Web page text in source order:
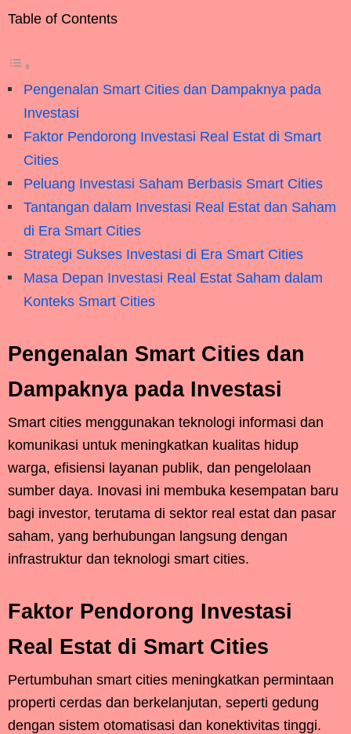
Table of Contents
Pengenalan Smart Cities dan Dampaknya pada
Investasi
Faktor Pendorong Investasi Real Estat di Smart
Cities
Peluang Investasi Saham Berbasis Smart Cities
Tantangan dalam Investasi Real Estat dan Saham
di Era Smart Cities
Strategi Sukses Investasi di Era Smart Cities
Masa Depan Investasi Real Estat Saham dalam
Konteks Smart Cities
Pengenalan Smart Cities dan
Dampaknya pada Investasi
Smart cities menggunakan teknologi informasi dan
komunikasi untuk meningkatkan kualitas hidup
warga, efisiensi layanan publik, dan pengelolaan
sumber daya. Inovasi ini membuka kesempatan baru
bagi investor, terutama di sektor real estat dan pasar
saham, yang berhubungan langsung dengan
infrastruktur dan teknologi smart cities.
Faktor Pendorong Investasi
Real Estat di Smart Cities
Pertumbuhan smart cities meningkatkan permintaan
properti cerdas dan berkelanjutan, seperti gedung
dengan sistem otomatisasi dan konektivitas tinggi.